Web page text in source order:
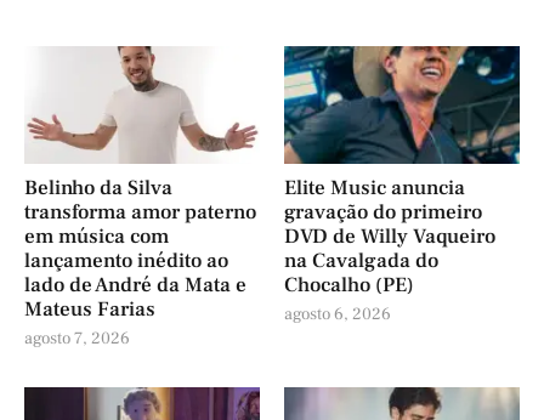
Belinho da Silva
transforma amor paterno
em música com
lançamento inédito ao
lado de André da Mata e
Mateus Farias
agosto 7, 2026
Elite Music anuncia
gravação do primeiro
DVD de Willy Vaqueiro
na Cavalgada do
Chocalho (PE)
agosto 6, 2026